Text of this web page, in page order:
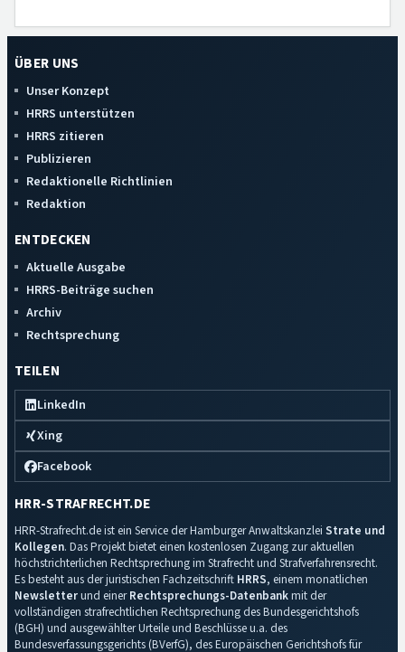
ÜBER UNS
Unser Konzept
HRRS unterstützen
HRRS zitieren
Publizieren
Redaktionelle Richtlinien
Redaktion
ENTDECKEN
Aktuelle Ausgabe
HRRS-Beiträge suchen
Archiv
Rechtsprechung
TEILEN
LinkedIn
Xing
Facebook
HRR-STRAFRECHT.DE
HRR-Strafrecht.de ist ein Service der Hamburger Anwaltskanzlei Strate und
Kollegen. Das Projekt bietet einen kostenlosen Zugang zur aktuellen
höchstrichterlichen Rechtsprechung im Strafrecht und Strafverfahrensrecht.
Es besteht aus der juristischen Fachzeitschrift HRRS, einem monatlichen
Newsletterund einerRechtsprechungs-Datenbankmit der
vollständigen strafrechtlichen Rechtsprechung des Bundesgerichtshofs
(BGH) und ausgewählter Urteile und Beschlüsse u.a. des
Bundesverfassungsgerichts (BVerfG), des Europäischen Gerichtshofs für